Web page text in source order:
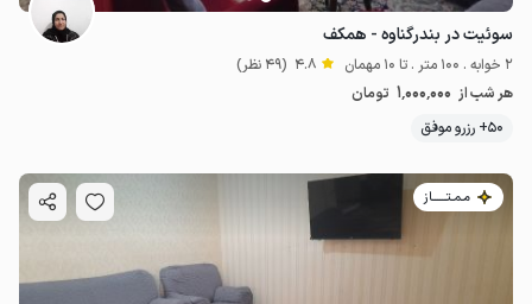
سوئیت در بندرگناوه - همکف
2 خوابه . 100 متر . تا 10 مهمان 4.8 (49 نظر)
هر شب از 1٬000٬000 تومان
50+ رزرو موفق
مـمـتــــــاز